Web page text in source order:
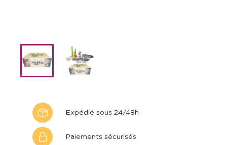
Expédié sous 24/48h
Paiements sécurisés